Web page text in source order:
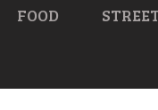
FOOD